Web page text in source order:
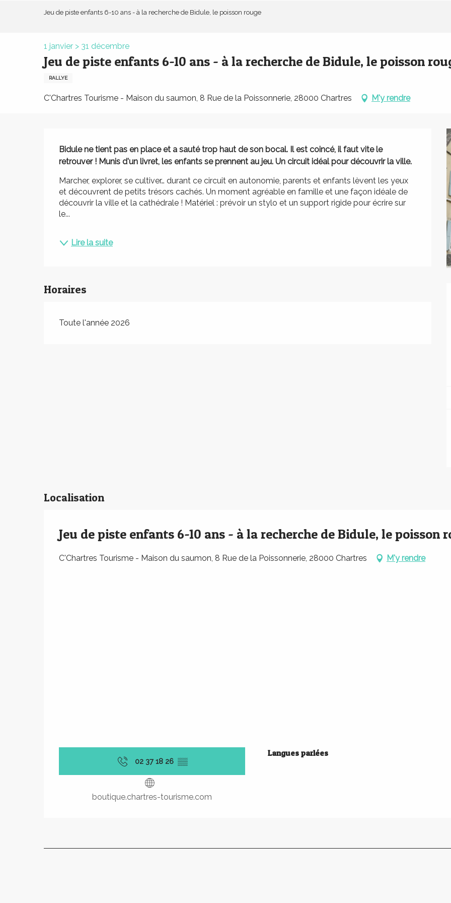
Jeu de piste enfants 6-10 ans - à la recherche de Bidule, le poisson rouge
1 janvier > 31 décembre
Jeu de piste enfants 6-10 ans - à la recherche de Bidule, le poisson
RALLYE
C'Chartres Tourisme - Maison du saumon, 8 Rue de la Poissonnerie, 28000 Chartres M'y rendre
Description
Bidule ne tient pas en place et a sauté trop haut de son bocal. Il est coincé, il faut vite le
retrouver ! Munis d'un livret, les enfants se prennent au jeu. Un circuit idéal pour découvrir la ville.
Marcher, explorer, se cultiver… durant ce circuit en autonomie, parents et enfants lèvent les yeux
et découvrent de petits trésors cachés. Un moment agréable en famille et une façon idéale de
découvrir la ville et la cathédrale ! Matériel : prévoir un stylo et un support rigide pour écrire sur
le...
Lire la suite
Horaires
Toute l'année 2026
Localisation
Jeu de piste enfants 6-10 ans - à la recherche de Bidule, le poisson
C'Chartres Tourisme - Maison du saumon, 8 Rue de la Poissonnerie, 28000 Chartres M'y rendre
02 37 18 26 ▒▒
boutique.chartres-tourisme.com
Langues parlées
Langues parlées